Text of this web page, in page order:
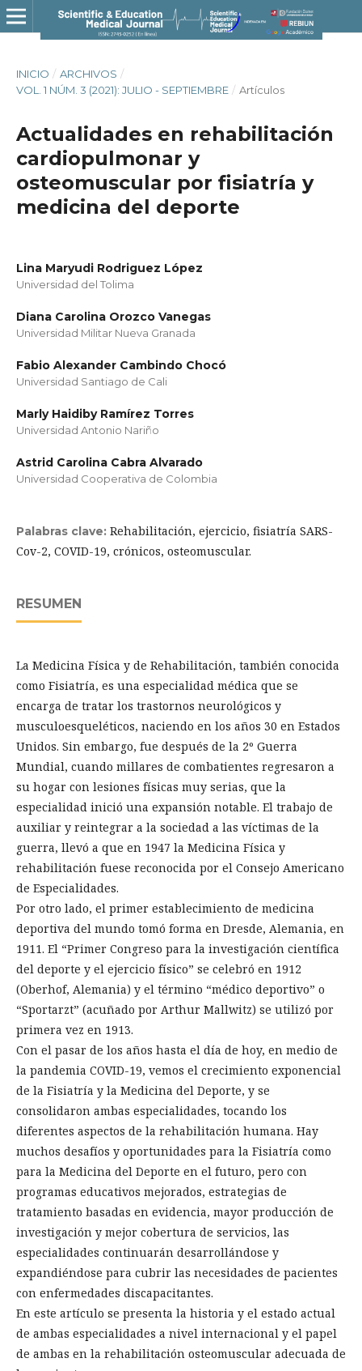
INICIO / ARCHIVOS /
VOL. 1 NÚM. 3 (2021): JULIO - SEPTIEMBRE / Artículos
Actualidades en rehabilitación
cardiopulmonar y
osteomuscular por fisiatría y
medicina del deporte
Lina Maryudi Rodriguez López
Universidad del Tolima
Diana Carolina Orozco Vanegas
Universidad Militar Nueva Granada
Fabio Alexander Cambindo Chocó
Universidad Santiago de Cali
Marly Haidiby Ramírez Torres
Universidad Antonio Nariño
Astrid Carolina Cabra Alvarado
Universidad Cooperativa de Colombia
Palabras clave: Rehabilitación, ejercicio, fisiatría SARS-
Cov-2, COVID-19, crónicos, osteomuscular.
RESUMEN
La Medicina Física y de Rehabilitación, también conocida
como Fisiatría, es una especialidad médica que se
encarga de tratar los trastornos neurológicos y
musculoesqueléticos, naciendo en los años 30 en Estados
Unidos. Sin embargo, fue después de la 2º Guerra
Mundial, cuando millares de combatientes regresaron a
su hogar con lesiones físicas muy serias, que la
especialidad inició una expansión notable. El trabajo de
auxiliar y reintegrar a la sociedad a las víctimas de la
guerra, llevó a que en 1947 la Medicina Física y
rehabilitación fuese reconocida por el Consejo Americano
de Especialidades.
Por otro lado, el primer establecimiento de medicina
deportiva del mundo tomó forma en Dresde, Alemania, en
1911. El “Primer Congreso para la investigación científica
del deporte y el ejercicio físico” se celebró en 1912
(Oberhof, Alemania) y el término “médico deportivo” o
“Sportarzt” (acuñado por Arthur Mallwitz) se utilizó por
primera vez en 1913.
Con el pasar de los años hasta el día de hoy, en medio de
la pandemia COVID-19, vemos el crecimiento exponencial
de la Fisiatría y la Medicina del Deporte, y se
consolidaron ambas especialidades, tocando los
diferentes aspectos de la rehabilitación humana. Hay
muchos desafíos y oportunidades para la Fisiatría como
para la Medicina del Deporte en el futuro, pero con
programas educativos mejorados, estrategias de
tratamiento basadas en evidencia, mayor producción de
investigación y mejor cobertura de servicios, las
especialidades continuarán desarrollándose y
expandiéndose para cubrir las necesidades de pacientes
con enfermedades discapacitantes.
En este artículo se presenta la historia y el estado actual
de ambas especialidades a nivel internacional y el papel
de ambas en la rehabilitación osteomuscular adecuada de